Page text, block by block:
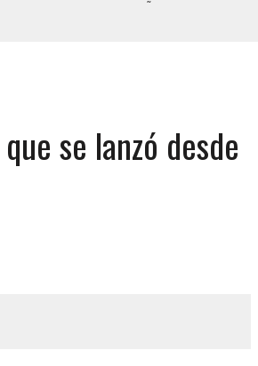
DE ELLOS EN MATURÍN
20 PERSONAS ADENTRO
se lanzó desde